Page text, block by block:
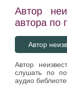
Автор
автора по
Автор
Автор
слушать по
аудио